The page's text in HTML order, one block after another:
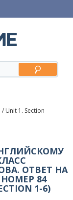
/ Unit 1. Section
ОТВЕТ НА
84
1-6)